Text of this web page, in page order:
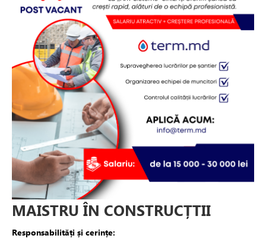
MAISTRU ÎN CONSTRUCȚTII
Responsabilități și cerințe: